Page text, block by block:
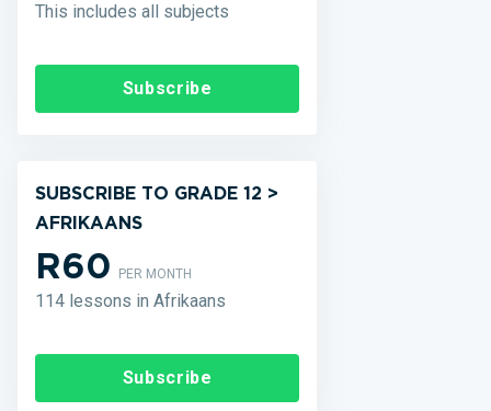
This includes all subjects
Subscribe
SUBSCRIBE TO GRADE 12 >
AFRIKAANS
R60PER MONTH
114 lessons in Afrikaans
Subscribe